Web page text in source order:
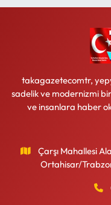
takagazetecomtr,
sadelik ve modernizmi
ve insanlara haber
Çarşı Mahallesi
Ortahisar/